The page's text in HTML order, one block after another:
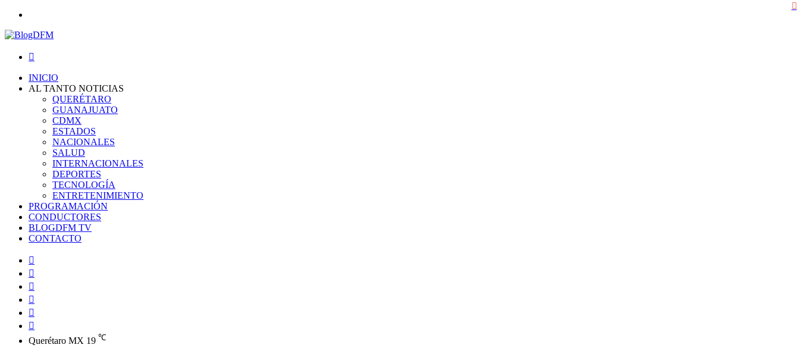
INICIO
AL TANTO NOTICIAS
QUERÉTARO
GUANAJUATO
CDMX
ESTADOS
NACIONALES
SALUD
INTERNACIONALES
DEPORTES
TECNOLOGÍA
ENTRETENIMIENTO
PROGRAMACIÓN
CONDUCTORES
BLOGDFM TV
CONTACTO
Querétaro MX 19 ℃